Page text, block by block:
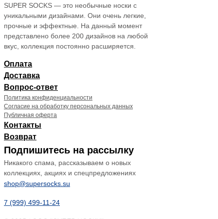
SUPER SOCKS — это необычные носки с
уникальными дизайнами. Они очень легкие,
прочные и эффектные. На данный момент
представлено более 200 дизайнов на любой
вкус, коллекция постоянно расширяется.
Оплата
Доставка
Вопрос-ответ
Политика конфиденциальности
Согласие на обработку персональных данных
Публичная оферта
Контакты
Возврат
Подпишитесь на рассылку
Никакого спама, рассказываем о новых
коллекциях, акциях и спецпредложениях
shop@supersocks.su
7 (999) 499-11-24